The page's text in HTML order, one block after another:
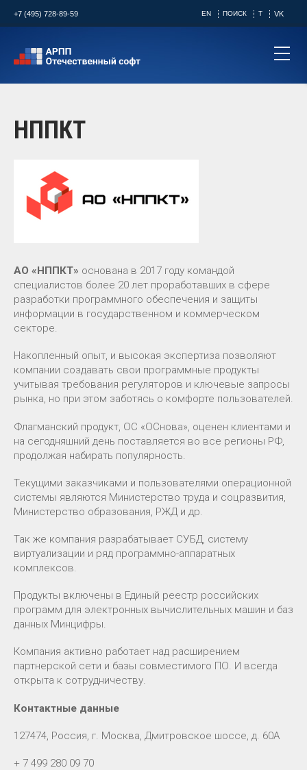
+7 (495) 728-89-59 EN ПОИСК T VK
НППКТ
АО «НППКТ» основана в 2017 году командой
специалистов более 20 лет проработавших в сфере
разработки программного обеспечения и защиты
информации в государственном и коммерческом
секторе.
Накопленный опыт, и высокая экспертиза позволяют
компании создавать свои программные продукты
учитывая требования регуляторов и ключевые запросы
рынка, но при этом заботясь о комфорте пользователей.
Флагманский продукт, ОС «ОСнова», оценен клиентами и
на сегодняшний день поставляется во все регионы РФ,
продолжая набирать популярность.
Текущими заказчиками и пользователями операционной
системы являются Министерство труда и соцразвития,
Министерство образования, РЖД и др.
Так же компания разрабатывает СУБД, систему
виртуализации и ряд программно-аппаратных
комплексов.
Продукты включены в Единый реестр российских
программ для электронных вычислительных машин и баз
данных Минцифры.
Компания активно работает над расширением
партнерской сети и базы совместимого ПО. И всегда
открыта к сотрудничеству.
Контактные данные
127474, Россия, г. Москва, Дмитровское шоссе, д. 60А
+ 7 499 280 09 70